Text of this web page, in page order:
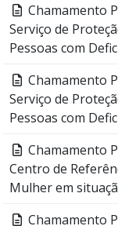
Chamamento
Serviço de
Pessoas com
Chamamento
Serviço de
Pessoas com
Chamamento
Centro de
Mulher em
Chamamento